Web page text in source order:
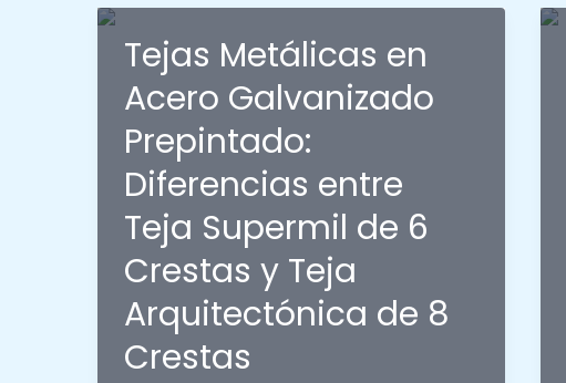
útil
y
cuidados
Tejas Metálicas en
Acero Galvanizado
Prepintado:
Diferencias entre
Teja Supermil de 6
Crestas y Teja
Arquitectónica de 8
Crestas